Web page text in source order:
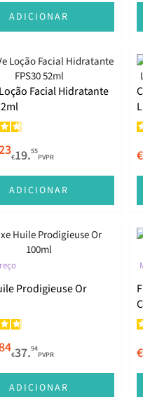
ADICIONAR
Facial Hidratante
€19.55
PVPR
ADICIONAR
€
Prodigieuse Or
€37.94
PVPR
ADICIONAR
€